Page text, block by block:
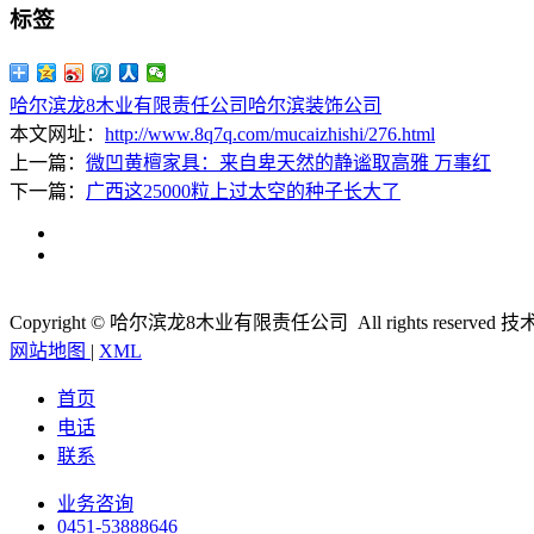
标签
哈尔滨龙8木业有限责任公司 哈尔滨装饰公司
本文网址： http://www.8q7q.com/mucaizhishi/276.html
上一篇： 微凹黄檀家具：来自卑天然的静谧取高雅 万事红
下一篇： 广西这25000粒上过太空的种子长大了
Copyright © 哈尔滨龙8木业有限责任公司 All rights reserved 技
网站地图 | XML
首页
电话
联系
业务咨询
0451-53888646